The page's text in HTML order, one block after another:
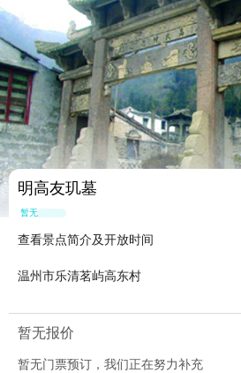
明高友玑墓
暂无点评
查看景点简介及开放时间
温州市乐清茗屿高东村
暂无报价
暂无门票预订，我们正在努力补充
